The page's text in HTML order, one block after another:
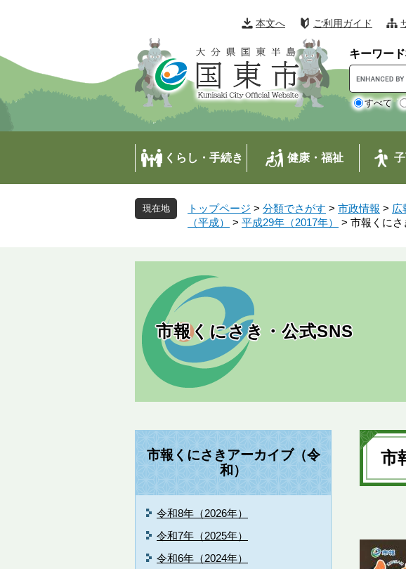
の
で
す
。
ー
ば
し
て
本文へ ご利用ガイド
キーワー
o
o
l
ム
検
すべて
くらし・手続き 健康・福祉
トップページ > 分類でさがす > 市政情報 > 広
（平成）
> 平成29年（2017年） > 市報くにさ
市報くにさき・公式SNS
本
文
市
市報くにさきアーカイブ（令
和）
令和8年（2026年）
令和7年（2025年）
令和6年（2024年）